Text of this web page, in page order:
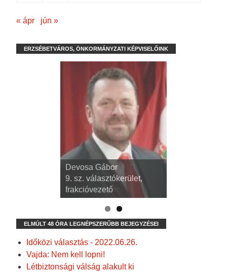
« ápr jún »
ERZSÉBETVÁROS, ÖNKORMÁNYZATI KÉPVISELŐINK
dr. Kispál Tibor
3. sz. választókerület,
alpolgármester
Devosa Gábor
9. sz. választókerület,
frakcióvezető
ELMÚLT 48 ÓRA LEGNÉPSZERŰBB BEJEGYZÉSEI
Időközi választás - 2022.06.26.
Vajda: Nem kell lopni!
Létbiztonsági válság alakult ki